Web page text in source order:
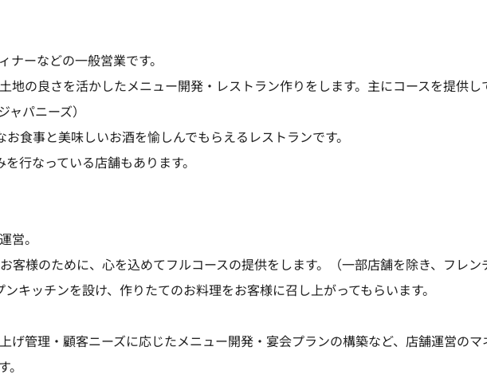
ナーなどの一般営業です。
地の良さを活かしたメニュー開発・レストラン作りをします。主にコースを提供し
ャパニーズ）
食事と美味しいお酒を愉しんでもらえるレストランです。
行なっている店舗もあります。
営。
客様のために、心を込めてフルコースの提供をします。（一部店舗を除き、フレン
キッチンを設け、作りたてのお料理をお客様に召し上がってもらいます。
げ管理・顧客ニーズに応じたメニュー開発・宴会プランの構築など、店舗運営のマ